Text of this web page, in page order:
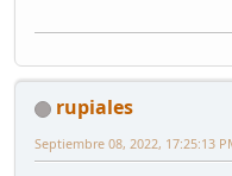
rupiales
Septiembre 08, 2022, 17:25:13